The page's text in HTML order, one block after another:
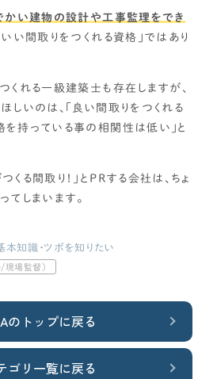
意点
裏話
かい建物の設計や工事監理をでき
いい間取りをつくれる資格」ではあり
くれる一級建築士も存在しますが、
しいのは、「良い間取りをつくれる
持っている事の相関性は低い」と
る間取り！」とPRする会社は、ちょ
てしまいます。
本知識・ツボを知りたい
現場監督）
のトップに戻る
ゴリ一覧に戻る